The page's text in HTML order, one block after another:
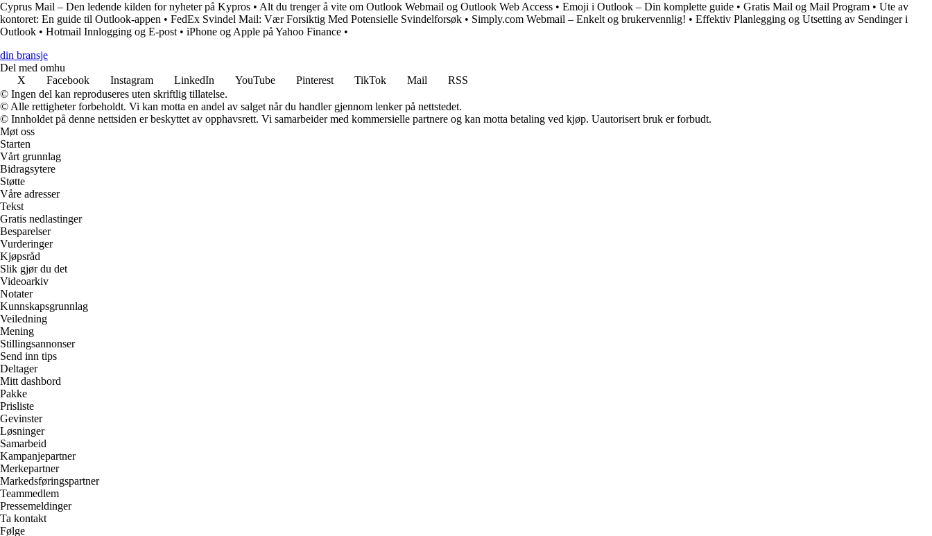
Cyprus Mail – Den ledende kilden for nyheter på Kypros • Alt du trenger å vite om Outlook Webmail og Outlook Web Access • Emoji i Outlook – Din komplette guide • Gratis Mail og Mail Program • Ute av
kontoret: En guide til Outlook-appen • FedEx Svindel Mail: Vær Forsiktig Med Potensielle Svindelforsøk • Simply.com Webmail – Enkelt og brukervennlig! • Effektiv Planlegging og Utsetting av Sendinger i
Outlook • Hotmail Innlogging og E-post • iPhone og Apple på Yahoo Finance •
din bransje
Del med omhu
X
Facebook Instagram LinkedIn YouTube Pinterest TikTok Mail
RSS
© Ingen del kan reproduseres uten skriftlig tillatelse.
© Alle rettigheter forbeholdt. Vi kan motta en andel av salget når du handler gjennom lenker på nettstedet.
© Innholdet på denne nettsiden er beskyttet av opphavsrett. Vi samarbeider med kommersielle partnere og kan motta betaling ved kjøp. Uautorisert bruk er forbudt.
Møt oss
Starten
Vårt grunnlag
Bidragsytere
Støtte
Våre adresser
Tekst
Gratis nedlastinger
Besparelser
Vurderinger
Kjøpsråd
Slik gjør du det
Videoarkiv
Notater
Kunnskapsgrunnlag
Veiledning
Mening
Stillingsannonser
Send inn tips
Deltager
Mitt dashbord
Pakke
Prisliste
Gevinster
Løsninger
Samarbeid
Kampanjepartner
Merkepartner
Markedsføringspartner
Teammedlem
Pressemeldinger
Ta kontakt
Følge